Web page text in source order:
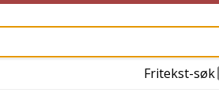
Fritekst-søk